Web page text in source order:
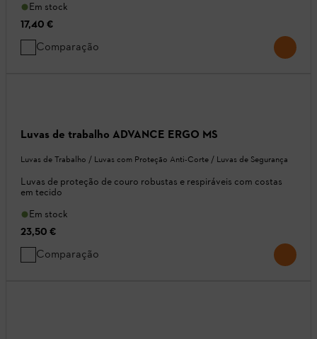
Em stock
17,40 €
Comparação
Luvas de trabalho ADVANCE ERGO MS
Luvas de Trabalho / Luvas com Proteção Anti-Corte / Luvas de Segurança
Luvas de proteção de couro robustas e respiráveis com costas
em tecido
Em stock
23,50 €
Comparação